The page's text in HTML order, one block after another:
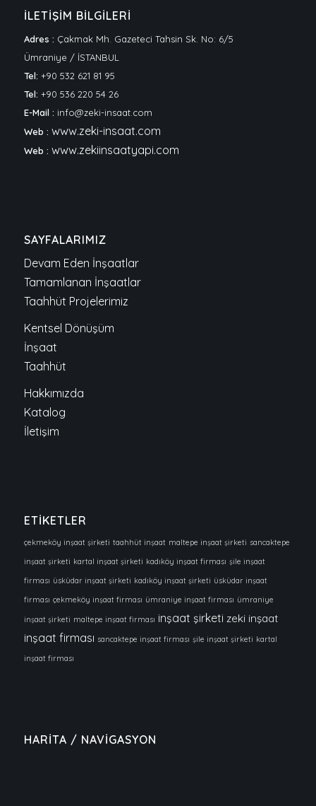
İLETİŞİM BİLGİLERİ
Adres : Çakmak Mh. Gazeteci Tahsin Sk. No: 6/5
Ümraniye / İSTANBUL
Tel: +90 532 621 81 95
Tel: +90 536 220 54 26
E-Mail : info@zeki-insaat.com
Web : www.zeki-insaat.com
Web : www.zekiinsaatyapi.com
SAYFALARIMIZ
Devam Eden İnşaatlar
Tamamlanan İnşaatlar
Taahhüt Projelerimiz
Kentsel Dönüşüm
İnşaat
Taahhüt
Hakkımızda
Katalog
İletişim
ETİKETLER
çekmeköy inşaat şirketi taahhüt inşaat maltepe inşaat şirketi sancaktepe
inşaat şirketi kartal inşaat şirketi kadıköy inşaat firması şile inşaat
firması üsküdar inşaat şirketi kadıköy inşaat şirketi üsküdar inşaat
firması çekmeköy inşaat firması ümraniye inşaat firması ümraniye
inşaat şirketi maltepe inşaat firması inşaat şirketi zeki inşaat
inşaat firması sancaktepe inşaat firması şile inşaat şirketi kartal
inşaat firması
HARİTA / NAVİGASYON